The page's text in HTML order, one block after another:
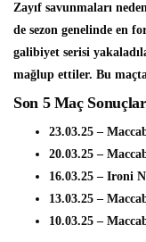
Zayıf savunmaları
de sezon genelinde en
galibiyet serisi
mağlup ettiler. Bu
Son 5 Maç
23.03.25 –
20.03.25 –
16.03.25 – Ironi
13.03.25 –
10.03.25 –